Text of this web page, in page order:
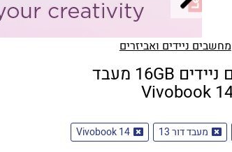
מחשבים ניידים ואביזרים
מחשבים ניידים 16GB מעבד
מעבד דור 13 Vivobook 14